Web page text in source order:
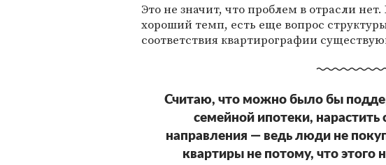
Это не значит, что проблем в отрасли
хороший темп, есть еще вопрос
соответствия квартирографии
Считаю, что можно было бы
семейной ипотеки, нарастить
направления — ведь люди не
квартиры не потому, что этого